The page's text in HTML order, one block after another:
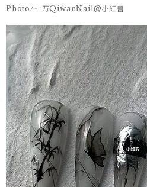
Photo/七万QiwanNail@小紅書